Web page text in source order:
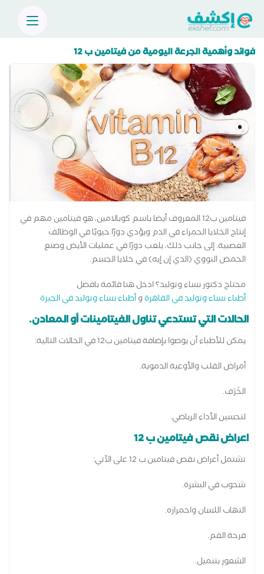
فوائد وأهمية الجرعة اليومية من فيتامين ب 12
فيتامين ب12 المعروف أيضا باسم كوبالامين، هو فيتامين مهم في
إنتاج الخلايا الحمراء في الدم ويؤدي دورًا حيويًا في الوظائف
العصبية. إلى جانب ذلك، يلعب دورًا في عمليات الأيض وصنع
الحمض النووي (الدي إن إيه) في خلايا الجسم.
محتاج دكتور نساء وتوليد؟ ادخل هنا قائمة بافضل
أطباء نساء وتوليد في القاهرةوأطباء نساء وتوليد في الجيزة
الحالات التي تستدعي تناول الفيتامينات أو المعادن.
يمكن للأطباء أن يوصوا بإضافة فيتامين ب12 في الحالات التالية:
أمراض القلب والأوعية الدموية.
الخَرَف.
لتحسين الأداء الرياضي.
اعراض نقص فيتامين ب 12
تشتمل أعراض نقص فيتامين ب 12 على الآتي:
شحوب في البشرة.
التهاب اللسان واحمراره.
قرحة الفم.
الشعور بتنميل.